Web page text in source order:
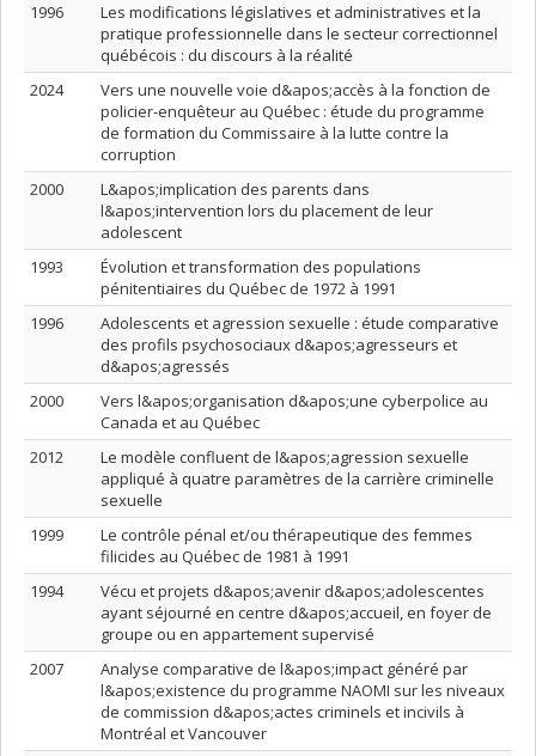
1996
Les modifications législatives et administratives et la
pratique professionnelle dans le secteur correctionnel
québécois : du discours à la réalité
2024
Vers une nouvelle voie d&apos;accès à la fonction de
policier-enquêteur au Québec : étude du programme
de formation du Commissaire à la lutte contre la
corruption
2000
L&apos;implication des parents dans
l&apos;intervention lors du placement de leur
adolescent
1993
Évolution et transformation des populations
pénitentiaires du Québec de 1972 à 1991
1996
Adolescents et agression sexuelle : étude comparative
des profils psychosociaux d&apos;agresseurs et
d&apos;agressés
2000
Vers l&apos;organisation d&apos;une cyberpolice au
Canada et au Québec
2012
Le modèle confluent de l&apos;agression sexuelle
appliqué à quatre paramètres de la carrière criminelle
sexuelle
1999
Le contrôle pénal et/ou thérapeutique des femmes
filicides au Québec de 1981 à 1991
1994
Vécu et projets d&apos;avenir d&apos;adolescentes
ayant séjourné en centre d&apos;accueil, en foyer de
groupe ou en appartement supervisé
2007
Analyse comparative de l&apos;impact généré par
l&apos;existence du programme NAOMI sur les niveaux
de commission d&apos;actes criminels et incivils à
Montréal et Vancouver